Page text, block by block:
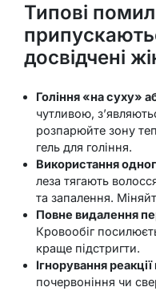
Типові
досвідчені
Гоління «на суху»
чутливою,
розпарюйте зону
гель для гоління.
Використання
леза тягають
та запалення.
Повне видалення
Кровообіг
краще підстригти.
Ігнорування
почервоніння чи